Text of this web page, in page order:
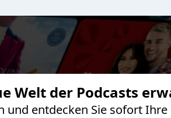
Welt der Podcasts
und entdecken Sie sofort